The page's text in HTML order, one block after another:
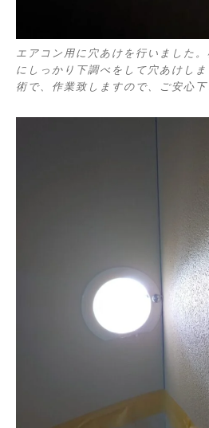
エアコン用に穴あけを行いました
にしっかり下調べをして穴あけし
術で、作業致しますので、ご安心下